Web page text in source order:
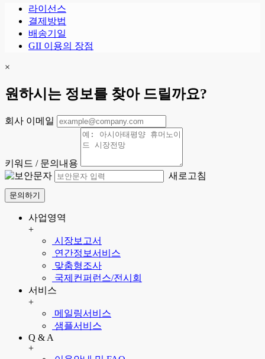
라이선스
결제방법
배송기일
GII 이용의 장점
×
원하시는 정보를 찾아 드릴까요?
회사 이메일
키워드 / 문의내용
새로고침
문의하기
사업영역
+
시장보고서
연간정보서비스
맞춤형조사
국제컨퍼런스/전시회
서비스
+
메일링서비스
샘플서비스
Q & A
+